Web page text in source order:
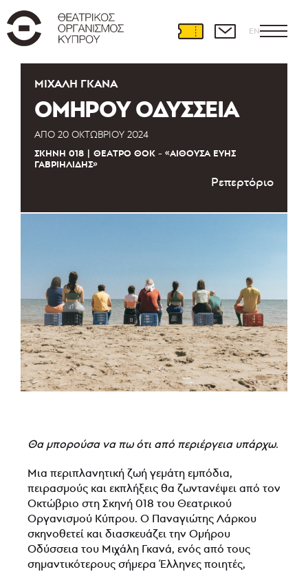
EN
ΜΙΧΆΛΗ ΓΚΑΝΆ
ΟΜΗΡΟΥ ΟΔΥΣΣΕΙΑ
ΑΠΌ 20 ΟΚΤΩΒΡΊΟΥ 2024
ΣΚΗΝΉ 018
ΘΈΑΤΡΟ ΘΟΚ - «ΑΊΘΟΥΣΑ ΕΎΗΣ
ΓΑΒΡΙΗΛΊΔΗΣ»
Ρεπερτόριο
Θα μπορούσα να πω ότι από περιέργεια υπάρχω.
Μια περιπλανητική ζωή γεμάτη εμπόδια,
πειρασμούς και εκπλήξεις θα ζωντανέψει από τον
Οκτώβριο στη Σκηνή 018 του Θεατρικού
Οργανισμού Κύπρου. Ο Παναγιώτης Λάρκου
σκηνοθετεί και διασκευάζει την Ομήρου
Οδύσσεια του Μιχάλη Γκανά, ενός από τους
σημαντικότερους σήμερα Έλληνες ποιητές,